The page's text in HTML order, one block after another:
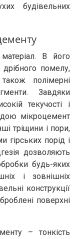
будівельних
В його
помелу,
полімерні
Завдяки
текучості і
мікроцемент
тріщини і пори,
гірських порід і
дозволяють
будь-яких
і зовнішніх
конструкції
поверхні
– тонкість